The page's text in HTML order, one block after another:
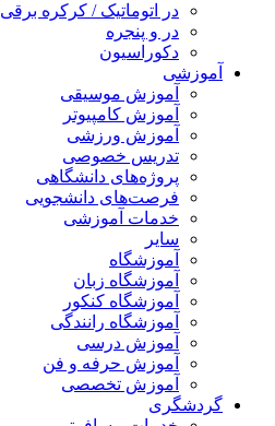
در اتوماتیک / کرکره برقی
در و پنجره
دکوراسیون
آموزشی
آموزش موسیقی
آموزش کامپیوتر
آموزش ورزشی
تدریس خصوصی
پروژه‌های دانشگاهی
فرصت‌های دانشجویی
خدمات آموزشی
سایر
آموزشگاه
آموزشگاه زبان
آموزشگاه کنکور
آموزشگاه رانندگی
آموزش درسی
آموزش حرفه و فن
آموزش تخصصی
گردشگری